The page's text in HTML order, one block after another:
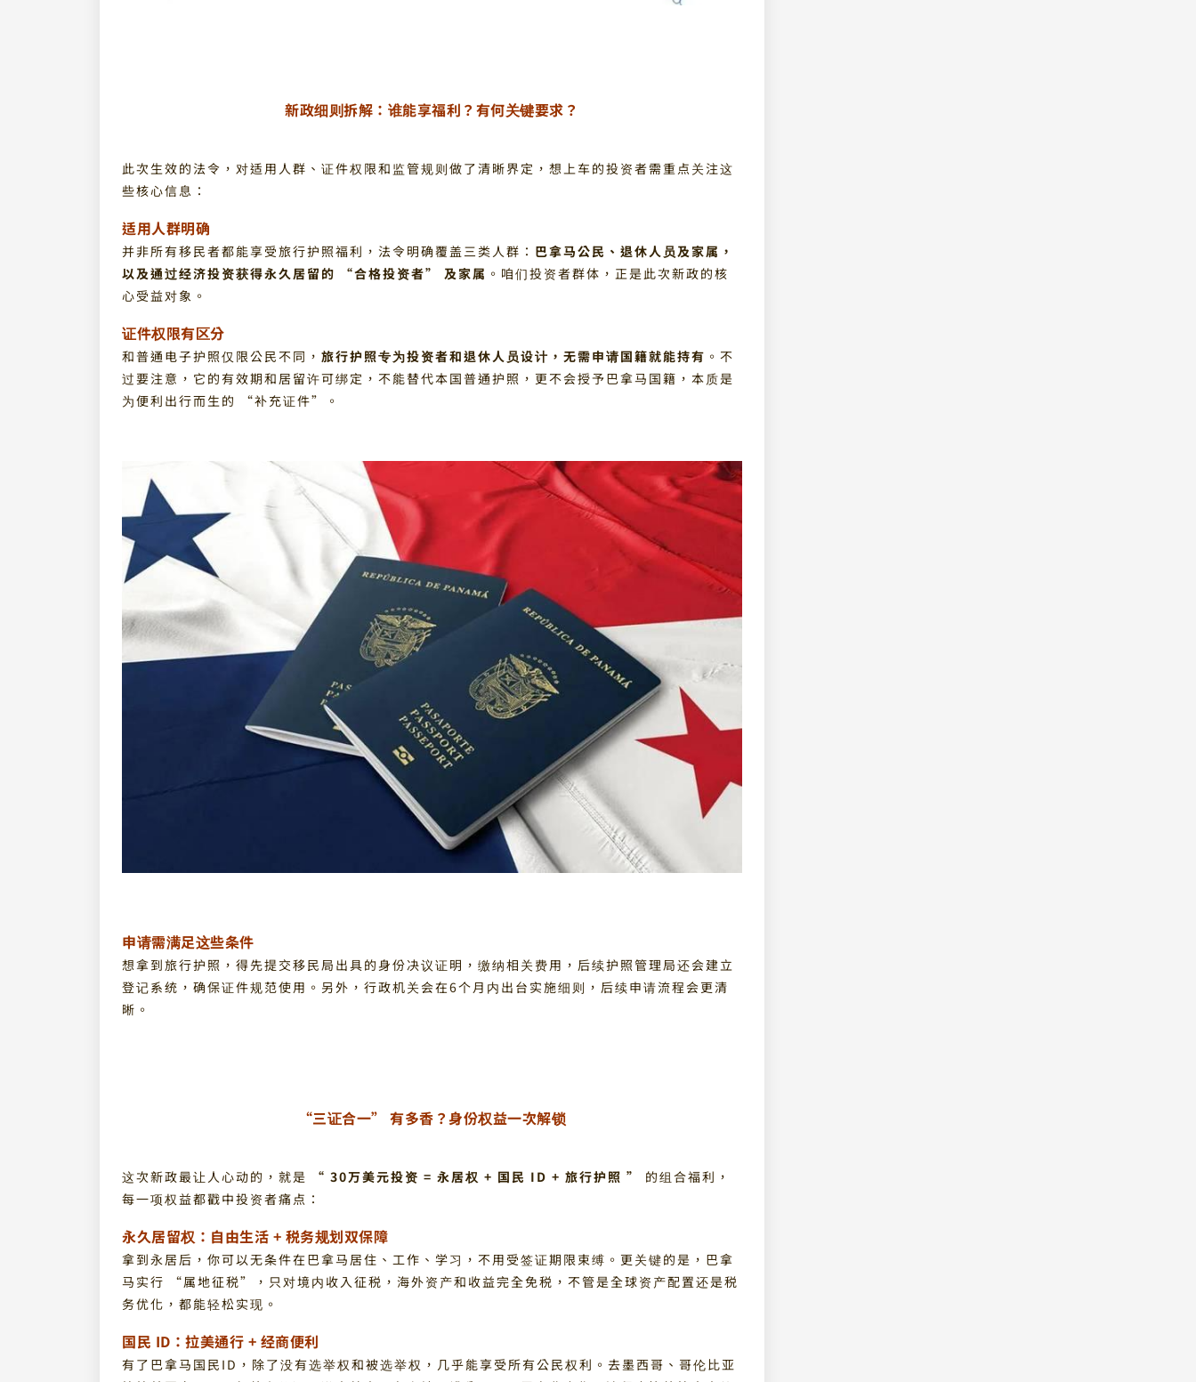
新政细则拆解： 谁能享福利？有何关键要求？
此次生效的法令，对适用人群、证件权限和监管规则做了清晰界定，想上车的投资者需重点关注这
些核心信息：
适用人群明确
并非所有移民者都能享受旅行护照福利，法令明确覆盖三类人群： 巴拿马公民、退休人员及家属，
以及通过经济投资获得永久居留的 “合格投资者” 及家属 。咱们投资者群体，正是此次新政的核
心受益对象。
证件权限有区分
和普通电子护照仅限公民不同， 旅行护照专为投资者和退休人员设计，无需申请国籍就能持有 。不
过要注意，它的有效期和居留许可绑定，不能替代本国普通护照，更不会授予巴拿马国籍，本质是
为便利出行而生的 “补充证件”。
申请需满足这些条件
想拿到旅行护照，得先提交移民局出具的身份决议证明，缴纳相关费用，后续护照管理局还会建立
登记系统，确保证件规范使用。另外，行政机关会在6个月内出台实施细则，后续申请流程会更清
晰。
“三证合一” 有多香？身份权益一次解锁
这次新政最让人心动的，就是 “ 30万美元投资 = 永居权 + 国民 ID + 旅行护照 ”
的组合福利，
每一项权益都戳中投资者痛点：
永久居留权：自由生活 + 税务规划双保障
拿到永居后，你可以无条件在巴拿马居住、工作、学习，不用受签证期限束缚。更关键的是，巴拿
马实行 “属地征税”，只对境内收入征税，海外资产和收益完全免税，不管是全球资产配置还是税
务优化，都能轻松实现。
国民 ID：拉美通行 + 经商便利
有了巴拿马国民ID，除了没有选举权和被选举权，几乎能享受所有公民权利。去墨西哥、哥伦比亚